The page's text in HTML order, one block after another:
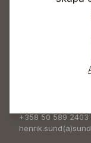
vardagar kl.09-17,
Sunds
+358 50 589 2403